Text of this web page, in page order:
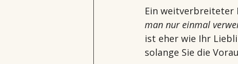
Ein weitverbreiteter
man nur einmal
ist eher wie Ihr
solange Sie die